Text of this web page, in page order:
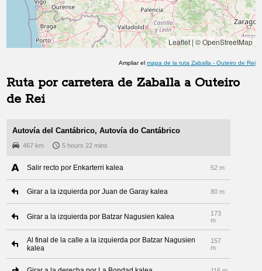
Leaflet|© OpenStreetMap
Ampliar el mapa de la ruta Zaballa - Outeiro de Rei
Ruta por carretera de Zaballaa Outeiro
de Rei
Autovía del Cantábrico, Autovía do Cantábrico
467 km 5 hours 22 mins
Salir recto por Enkarterri kalea 52 m
Girar a la izquierda por Juan de Garay kalea 80 m
Girar a la izquierda por Batzar Nagusien kalea
173
m
Al final de la calle a la izquierda por Batzar Nagusien
kalea
157
m